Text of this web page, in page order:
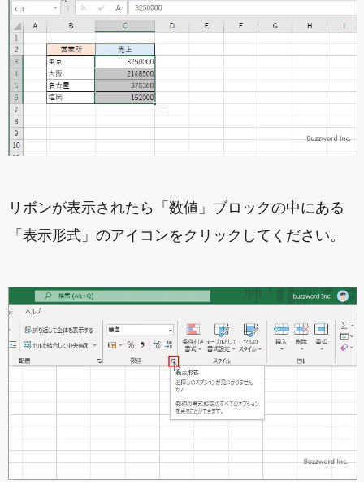
リボンが表示されたら「数値」ブロックの中にある
「表示形式」のアイコンをクリックしてください。